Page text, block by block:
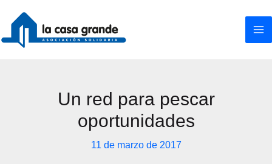
contenido
Un red para pescar
oportunidades
11 de marzo de 2017